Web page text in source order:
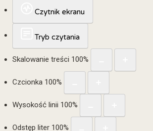
Czytnik ekranu
Tryb czytania
Skalowanie treści 100%
Czcionka 100%
Wysokość linii 100%
Odstęp liter 100%